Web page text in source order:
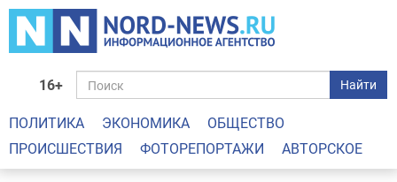
16+ Найти
ПОЛИТИКА ЭКОНОМИКА
ОБЩЕСТВО
ПРОИСШЕСТВИЯ
ФОТОРЕПОРТАЖИ АВТОРСКОЕ